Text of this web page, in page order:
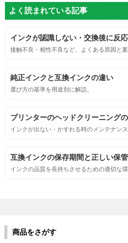
よく読まれている記事
インクが認識しない・交換後に反
接触不良・相性不良など、よくある原因と案
純正インクと互換インクの違い
選び方の基準を用途別に解説。
プリンターのヘッドクリーニング
インクが出ない・かすれる時のメンテナン
互換インクの保存期間と正しい保
インクの品質を長持ちさせるための適切な
商品をさがす